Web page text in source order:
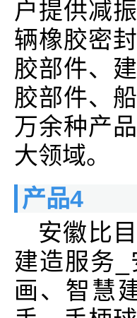
户提供减
辆橡胶密
胶部件、
胶部件、
万余种产
大领域。
产品4
安徽比
建造服务
画、智慧